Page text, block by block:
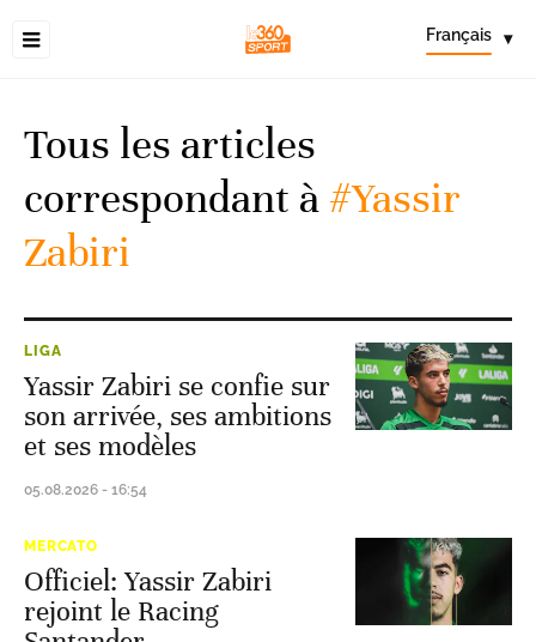
Français ▾
Tous les articles
correspondant à#Yassir
Zabiri
LIGA
Yassir Zabiri se confie sur
son arrivée, ses ambitions
et ses modèles
05.08.2026 - 16:54
MERCATO
Officiel: Yassir Zabiri
rejoint le Racing